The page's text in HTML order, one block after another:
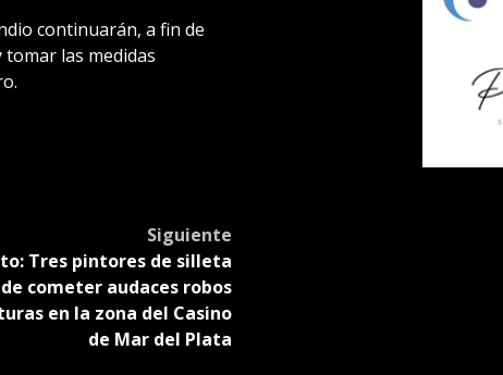
continuarán, a fin de
las medidas
Siguiente
Tres pintores de silleta
cometer audaces robos
en la zona del Casino
de Mar del Plata